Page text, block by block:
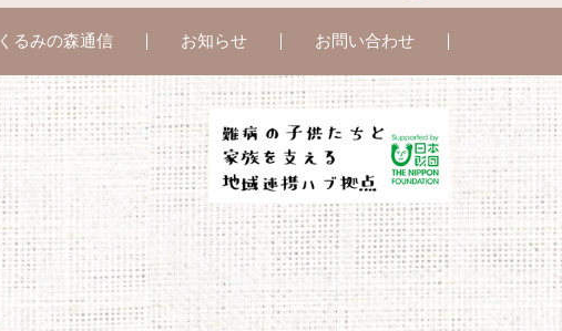
くるみの森通信 お知らせ お問い合わせ